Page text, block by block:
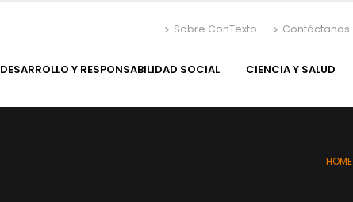
Sobre ConTexto Contáctanos
DESARROLLO Y RESPONSABILIDAD SOCIAL CIENCIA Y SALUD
HOME